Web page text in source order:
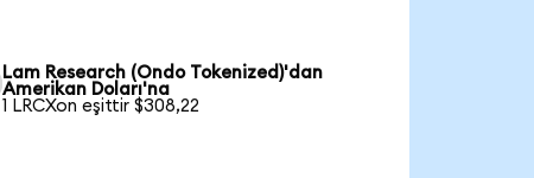
Lam Research (Ondo Tokenized)'dan
Amerikan Doları'na
1 LRCXon eşittir $308,22